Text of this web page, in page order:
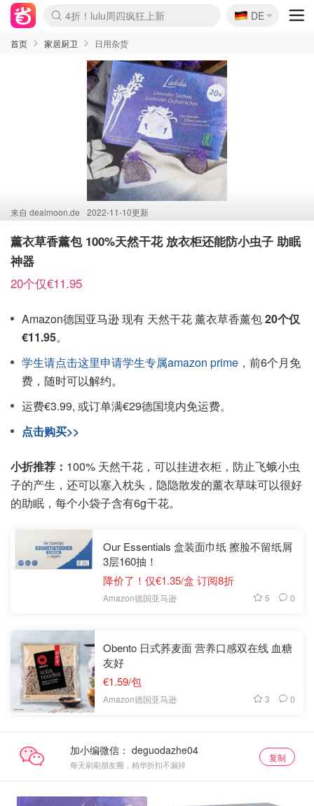
Boticinal 夏促开抢！
4折！lulu周四疯狂上新
还没结束！&OtherStories大促
Joybuy变相75折 随时失效
速领！Stanley独家85折
疑似霸哥！Camper额外叠85折
Zalando 奥莱闪促！每日更新
Moncler反季囤！5折起+叠9折
Coach Brooklyn仅€192
🇩🇪
DE
首页 家居厨卫 日用杂货
来自 dealmoon.de 2022-11-10更新
薰衣草香薰包 100%天然干花 放衣柜还能防小虫子 助眠
神器
20个仅€11.95
Amazon德国亚马逊 现有 天然干花 薰衣草香薰包20个仅
€11.95。
学生请点击这里申请学生专属amazon prime ，前6个月免
费，随时可以解约。
运费€3.99, 或订单满€29德国境内免运费。
点击购买>>
小折推荐： 100% 天然干花，可以挂进衣柜，防止飞蛾小虫
子的产生，还可以塞入枕头，隐隐散发的薰衣草味可以很好
的助眠，每个小袋子含有6g干花。
Our Essentials 盒装面巾纸 擦脸不留纸屑
3层160抽！
降价了！仅€1.35/盒 订阅8折
Amazon德国亚马逊 5 0
Obento 日式荞麦面 营养口感双在线 血糖
友好
€1.59/包
Amazon德国亚马逊 3 0
加小编微信：
每天刷刷朋友圈，精华折扣不漏掉
复制